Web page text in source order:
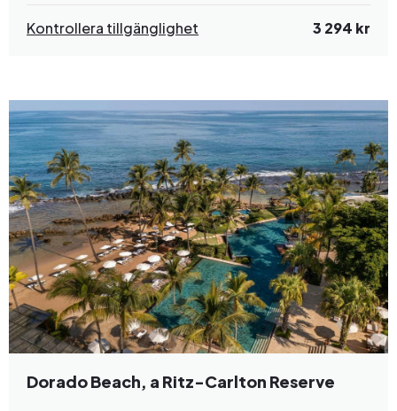
Kontrollera tillgänglighet 3 294 kr
Dorado Beach, a Ritz-Carlton Reserve